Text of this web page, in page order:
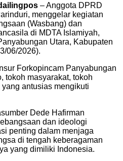
– Anggota DPRD
menggelar kegiatan
(Wasbang) dan
di MDTA Islamiyah,
Utara, Kabupaten
06/2026).
Forkopincam Panyabungan
tokoh masyarakat, tokoh
antusias mengikuti
Dede Hafirman
dan ideologi
penting dalam menjaga
di tengah keberagaman
yang dimiliki Indonesia.